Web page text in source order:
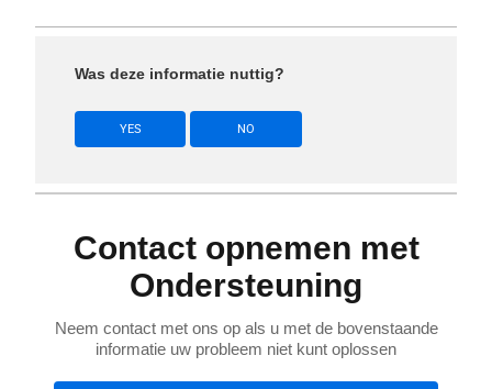
Was deze informatie nuttig?
YES NO
Contact opnemen met
Ondersteuning
Neem contact met ons op als u met de bovenstaande
informatie uw probleem niet kunt oplossen